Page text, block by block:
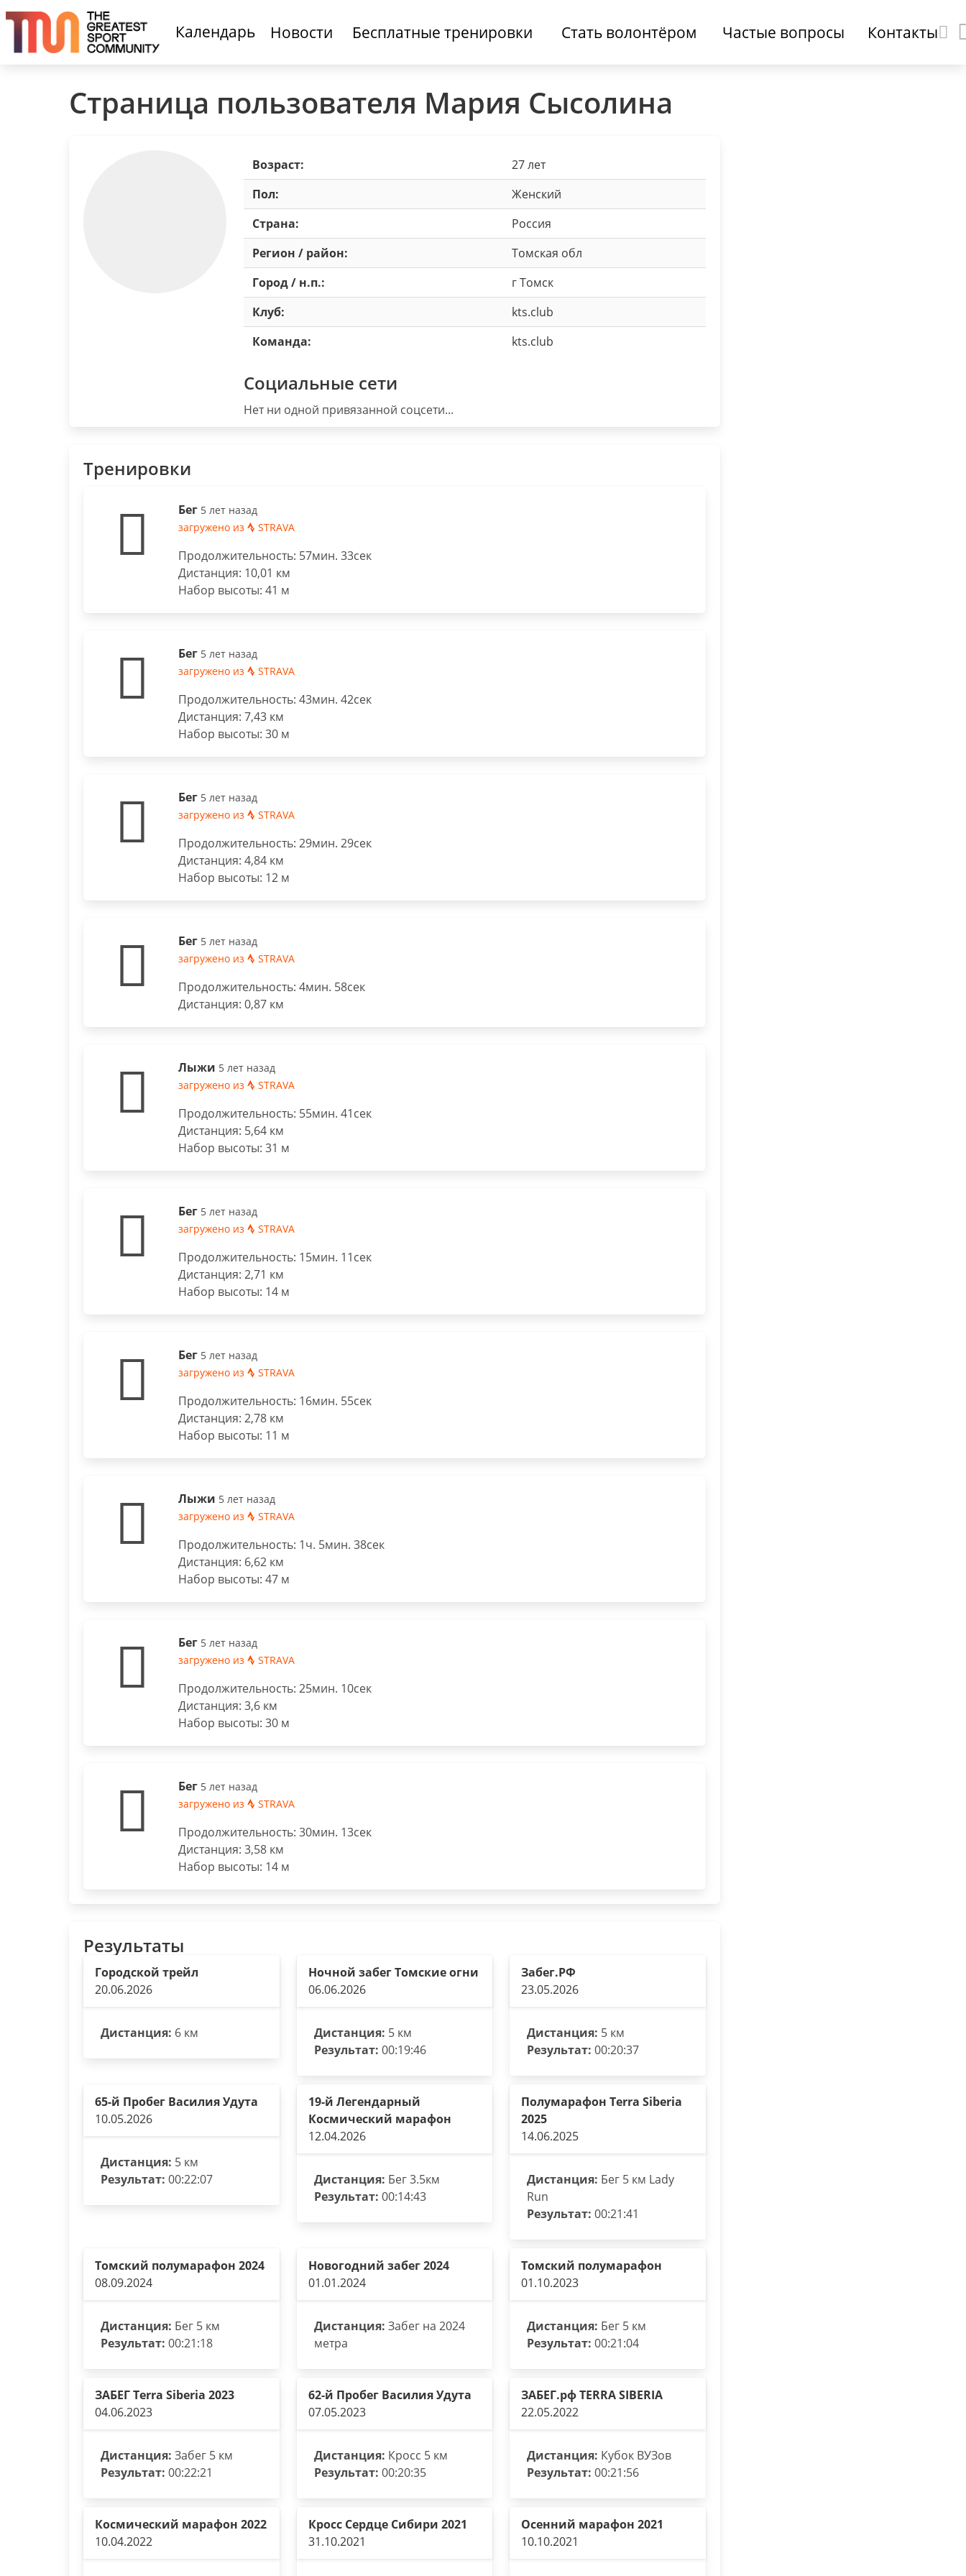
Календарь Новости Бесплатные тренировки Стать волонтёром Частые вопросы Контакты
Страница пользователя Мария Сысолина
Возраст:
27 лет
Пол:
Женский
Страна:
Россия
Регион / район:
Томская обл
Город / н.п.:
г Томск
Клуб:
kts.club
Команда:
kts.club
Социальные сети
Нет ни одной привязанной соцсети...
Тренировки
Бег 5 лет назад
загружено из
STRAVA
Продолжительность: 57мин. 33сек
Дистанция: 10,01 км
Набор высоты: 41 м
Бег 5 лет назад
загружено из
STRAVA
Продолжительность: 43мин. 42сек
Дистанция: 7,43 км
Набор высоты: 30 м
Бег 5 лет назад
загружено из
STRAVA
Продолжительность: 29мин. 29сек
Дистанция: 4,84 км
Набор высоты: 12 м
Бег 5 лет назад
загружено из
STRAVA
Продолжительность: 4мин. 58сек
Дистанция: 0,87 км
Лыжи 5 лет назад
загружено из
STRAVA
Продолжительность: 55мин. 41сек
Дистанция: 5,64 км
Набор высоты: 31 м
Бег 5 лет назад
загружено из
STRAVA
Продолжительность: 15мин. 11сек
Дистанция: 2,71 км
Набор высоты: 14 м
Бег 5 лет назад
загружено из
STRAVA
Продолжительность: 16мин. 55сек
Дистанция: 2,78 км
Набор высоты: 11 м
Лыжи 5 лет назад
загружено из
STRAVA
Продолжительность: 1ч. 5мин. 38сек
Дистанция: 6,62 км
Набор высоты: 47 м
Бег 5 лет назад
загружено из
STRAVA
Продолжительность: 25мин. 10сек
Дистанция: 3,6 км
Набор высоты: 30 м
Бег 5 лет назад
загружено из
STRAVA
Продолжительность: 30мин. 13сек
Дистанция: 3,58 км
Набор высоты: 14 м
Результаты
Городской трейл
20.06.2026
Дистанция: 6 км
Ночной забег Томские огни
06.06.2026
Дистанция: 5 км
Результат: 00:19:46
Забег.РФ
23.05.2026
Дистанция: 5 км
Результат: 00:20:37
65-й Пробег Василия Удута
10.05.2026
Дистанция: 5 км
Результат: 00:22:07
19-й Легендарный
Космический марафон
12.04.2026
Дистанция: Бег 3.5км
Результат: 00:14:43
Полумарафон Terra Siberia
2025
14.06.2025
Дистанция: Бег 5 км Lady
Run
Результат: 00:21:41
Томский полумарафон 2024
08.09.2024
Дистанция: Бег 5 км
Результат: 00:21:18
Новогодний забег 2024
01.01.2024
Дистанция: Забег на 2024
метра
Томский полумарафон
01.10.2023
Дистанция: Бег 5 км
Результат: 00:21:04
ЗАБЕГ Terra Siberia 2023
04.06.2023
Дистанция: Забег 5 км
Результат: 00:22:21
62-й Пробег Василия Удута
07.05.2023
Дистанция: Кросс 5 км
Результат: 00:20:35
ЗАБЕГ.рф TERRA SIBERIA
22.05.2022
Дистанция: Кубок ВУЗов
Результат: 00:21:56
Космический марафон 2022
10.04.2022
Кросс Сердце Сибири 2021
31.10.2021
Осенний марафон 2021
10.10.2021